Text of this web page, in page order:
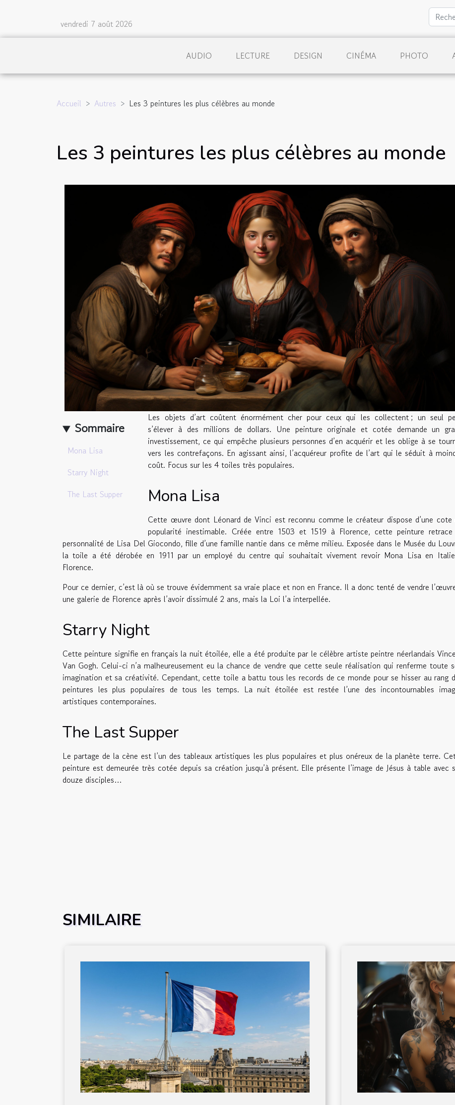
vendredi 7 août 2026
AUDIO LECTURE DESIGN CINÉMA PHOTO
Accueil Autres Les 3 peintures les plus célèbres au monde
Les 3 peintures les plus célèbres au monde
Sommaire
Mona Lisa
Starry Night
The Last Supper
Les objets d’art coûtent énormément cher pour ceux qui les collectent ; un seul
s’élever à des millions de dollars. Une peinture originale et cotée demande un
investissement, ce qui empêche plusieurs personnes d’en acquérir et les oblige à se
vers les contrefaçons. En agissant ainsi, l’acquéreur profite de l’art qui le séduit à
coût. Focus sur les 4 toiles très populaires.
Mona Lisa
Cette œuvre dont Léonard de Vinci est reconnu comme le créateur dispose d’une cote
popularité inestimable. Créée entre 1503 et 1519 à Florence, cette peinture
personnalité de Lisa Del Giocondo, fille d’une famille nantie dans ce même milieu. Exposée dans le Musée du
la toile a été dérobée en 1911 par un employé du centre qui souhaitait vivement revoir Mona Lisa en
Florence.
Pour ce dernier, c’est là où se trouve évidemment sa vraie place et non en France. Il a donc tenté de vendre
une galerie de Florence après l’avoir dissimulé 2 ans, mais la Loi l’a interpellée.
Starry Night
Cette peinture signifie en français la nuit étoilée, elle a été produite par le célèbre artiste peintre néerlandais
Van Gogh. Celui-ci n’a malheureusement eu la chance de vendre que cette seule réalisation qui renferme toute
imagination et sa créativité. Cependant, cette toile a battu tous les records de ce monde pour se hisser au rang
peintures les plus populaires de tous les temps. La nuit étoilée est restée l’une des incontournables
artistiques contemporaines.
The Last Supper
Le partage de la cène est l’un des tableaux artistiques les plus populaires et plus onéreux de la planète terre.
peinture est demeurée très cotée depuis sa création jusqu’à présent. Elle présente l’image de Jésus à table avec
douze disciples…
SIMILAIRE